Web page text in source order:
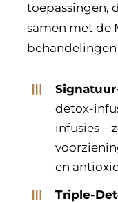
toepassingen,
samen met de
detox-
infusies –
en
Triple-